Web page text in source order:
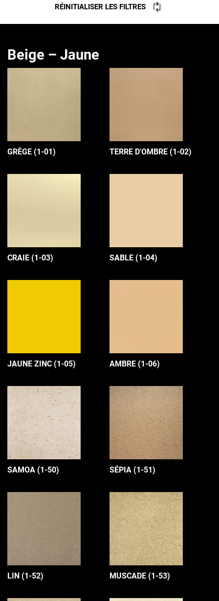
RÉINITIALISER LES FILTRES
Beige – Jaune
GRÈGE (1-01) TERRE D'OMBRE (1-02)
CRAIE (1-03) SABLE (1-04)
JAUNE ZINC (1-05) AMBRE (1-06)
SAMOA (1-50) SÉPIA (1-51)
LIN (1-52) MUSCADE (1-53)